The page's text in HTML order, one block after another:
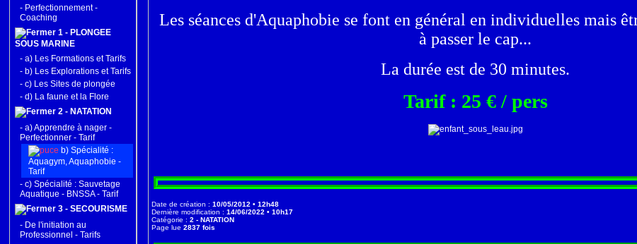
- Perfectionnement -
Coaching
1 - PLONGEE
SOUS MARINE
- a) Les Formations et Tarifs
- b) Les Explorations et Tarifs
- c) Les Sites de plongée
- d) La faune et la Flore
2 - NATATION
- a) Apprendre à nager -
Perfectionner - Tarif
b) Spécialité :
Aquagym, Aquaphobie -
Tarif
- c) Spécialité : Sauvetage
Aquatique - BNSSA - Tarif
3 - SECOURISME
- De l'initiation au
Professionnel - Tarifs
Les séances d'Aquaphobie se font en général en individuelles mais
à passer le cap...
La durée est de 30 minutes.
Tarif : 25 € / pers
Date de création : 10/05/2012 • 12h48
Dernière modification : 14/06/2022 • 10h17
Catégorie : 2 - NATATION
Page lue 2837 fois